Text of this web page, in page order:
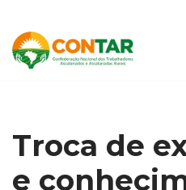
Pular
para
Troca de
e